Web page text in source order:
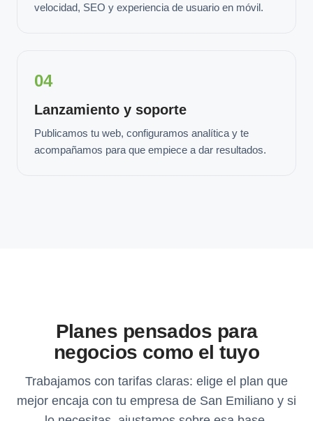
velocidad, SEO y experiencia de usuario en móvil.
04
Lanzamiento y soporte
Publicamos tu web, configuramos analítica y te
acompañamos para que empiece a dar resultados.
Planes pensados para
negocios como el tuyo
Trabajamos con tarifas claras: elige el plan que
mejor encaja con tu empresa de San Emiliano y si